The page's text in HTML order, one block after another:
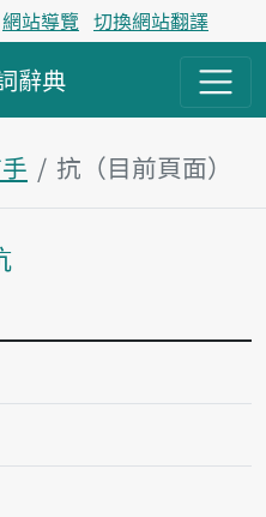
網站導覽 切換網站翻譯
辭典
抗（目前頁面）
內容區塊